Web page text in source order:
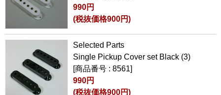
990円
(税抜価格900円)
Selected Parts
Single Pickup Cover set Black (3)
[商品番号 : 8561]
990円
(税抜価格900円)